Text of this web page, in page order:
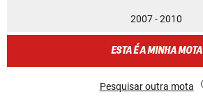
2007 - 2010
ESTA É A MINHA MOTA
Pesquisar outra mota